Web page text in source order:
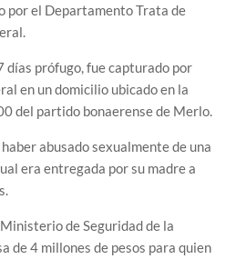
por el Departamento Trata de
días prófugo, fue capturado por
en un domicilio ubicado en la
del partido bonaerense de Merlo.
abusado sexualmente de una
era entregada por su madre a
de Seguridad de la
de 4 millones de pesos para quien